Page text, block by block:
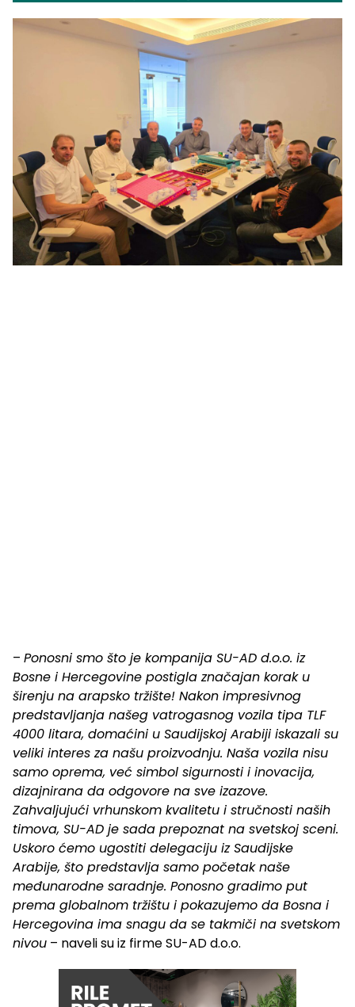
– Ponosni smo što je kompanija SU-AD d.o.o. iz
Bosne i Hercegovine postigla značajan korak u
širenju na arapsko tržište! Nakon impresivnog
predstavljanja našeg vatrogasnog vozila tipa TLF
4000 litara, domaćini u Saudijskoj Arabiji iskazali su
veliki interes za našu proizvodnju. Naša vozila nisu
samo oprema, već simbol sigurnosti i inovacija,
dizajnirana da odgovore na sve izazove.
Zahvaljujući vrhunskom kvalitetu i stručnosti naših
timova, SU-AD je sada prepoznat na svetskoj sceni.
Uskoro ćemo ugostiti delegaciju iz Saudijske
Arabije, što predstavlja samo početak naše
međunarodne saradnje. Ponosno gradimo put
prema globalnom tržištu i pokazujemo da Bosna i
Hercegovina ima snagu da se takmiči na svetskom
nivou – naveli su iz firme SU-AD d.o.o.